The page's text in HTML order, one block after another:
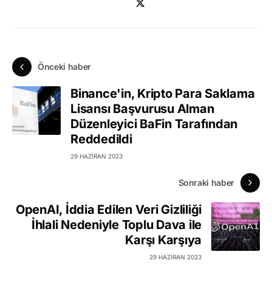
Önceki haber
Binance'in, Kripto Para Saklama
Lisansı Başvurusu Alman
Düzenleyici BaFin Tarafından
Reddedildi
29 HAZIRAN 2023
Sonraki haber
OpenAI, İddia Edilen Veri Gizliliği
İhlali Nedeniyle Toplu Dava ile
Karşı Karşıya
29 HAZIRAN 2023